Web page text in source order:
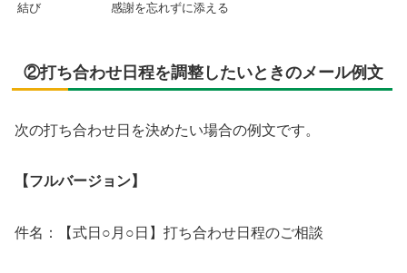
結び
感謝を忘れずに添える
②打ち合わせ日程を調整したいときのメール例文
次の打ち合わせ日を決めたい場合の例文です。
【フルバージョン】
件名：【式日○月○日】打ち合わせ日程のご相談